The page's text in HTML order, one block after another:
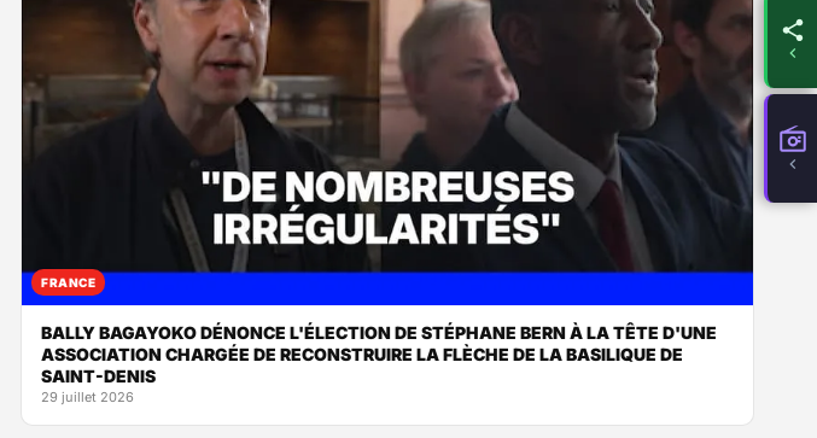
FRANCE
BALLY BAGAYOKO DÉNONCE L'ÉLECTION DE STÉPHANE BERN À LA TÊTE D'UNE
ASSOCIATION CHARGÉE DE RECONSTRUIRE LA FLÈCHE DE LA BASILIQUE DE
SAINT-DENIS
29 juillet 2026